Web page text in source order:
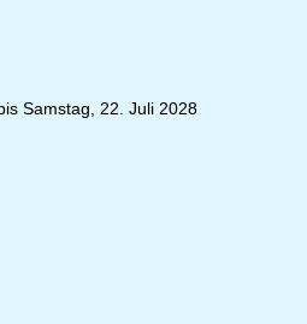
Samstag, 22. Juli 2028